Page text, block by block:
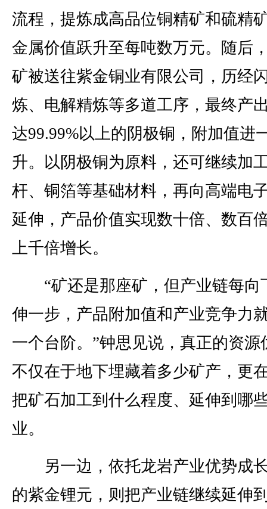
流程，提炼成高品位铜精矿和硫精
金属价值跃升至每吨数万元。随后
矿被送往紫金铜业有限公司，历经
炼、电解精炼等多道工序，最终产
达99.99%以上的阴极铜，附加值进
升。以阴极铜为原料，还可继续加
杆、铜箔等基础材料，再向高端电
延伸，产品价值实现数十倍、数百
上千倍增长。
“矿还是那座矿，但产业链每向
伸一步，产品附加值和产业竞争力
一个台阶。”钟思见说，真正的资源
不仅在于地下埋藏着多少矿产，更
把矿石加工到什么程度、延伸到哪
业。
另一边，依托龙岩产业优势成
的紫金锂元，则把产业链继续延伸